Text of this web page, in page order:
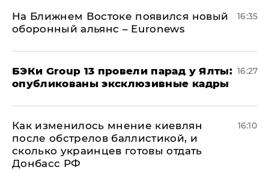
На Ближнем Востоке появился новый
оборонный альянс – Euronews
16:35
​БЭКи Group 13 провели парад у Ялты:
опубликованы эксклюзивные кадры
16:27
Как изменилось мнение киевлян
после обстрелов баллистикой, и
сколько украинцев готовы отдать
Донбасс РФ
16:10